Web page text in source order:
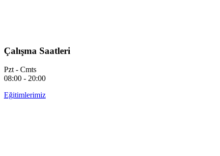
Çalışma Saatleri
Pzt - Cmts
08:00 - 20:00
Eğitimlerimiz